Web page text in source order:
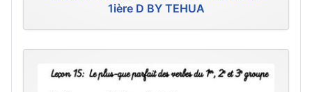
1ière D BY TEHUA